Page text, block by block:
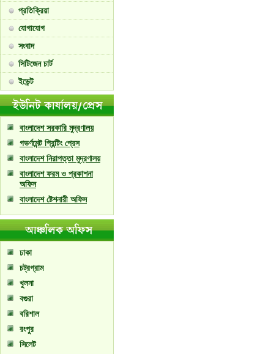
প্রতিক্রিয়া
যোগাযোগ
সংবাদ
সিটিজেন চার্ট
ইভেন্ট
বাংলাদেশ সরকারি মুদ্রণালয়
গভর্ণমেন্ট প্রিন্টিং প্রেস
বাংলাদেশ নিরাপত্তা মুদ্রণালয়
বাংলাদেশ ফরম ও প্রকাশনা
অফিস
বাংলাদেশ ষ্টেশনারী অফিস
ঢাকা
চট্রগ্রাম
খুলনা
বগুরা
বরিশাল
রংপুর
সিলেট